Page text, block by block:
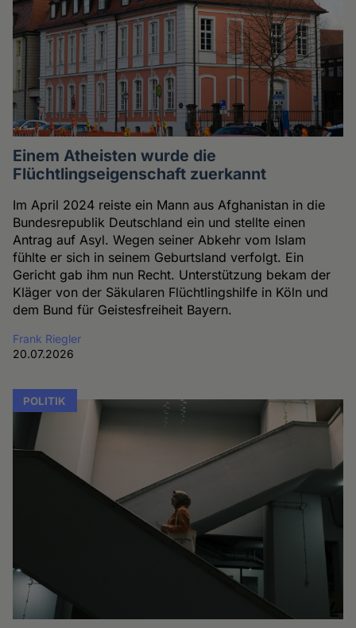
Einem Atheisten wurde die
Flüchtlingseigenschaft zuerkannt
Im April 2024 reiste ein Mann aus Afghanistan in die
Bundesrepublik Deutschland ein und stellte einen
Antrag auf Asyl. Wegen seiner Abkehr vom Islam
fühlte er sich in seinem Geburtsland verfolgt. Ein
Gericht gab ihm nun Recht. Unterstützung bekam der
Kläger von der Säkularen Flüchtlingshilfe in Köln und
dem Bund für Geistesfreiheit Bayern.
Frank Riegler
20.07.2026
POLITIK